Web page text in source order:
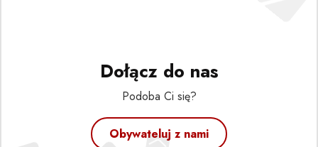
Dołącz do nas
Podoba Ci się?
Obywateluj z nami